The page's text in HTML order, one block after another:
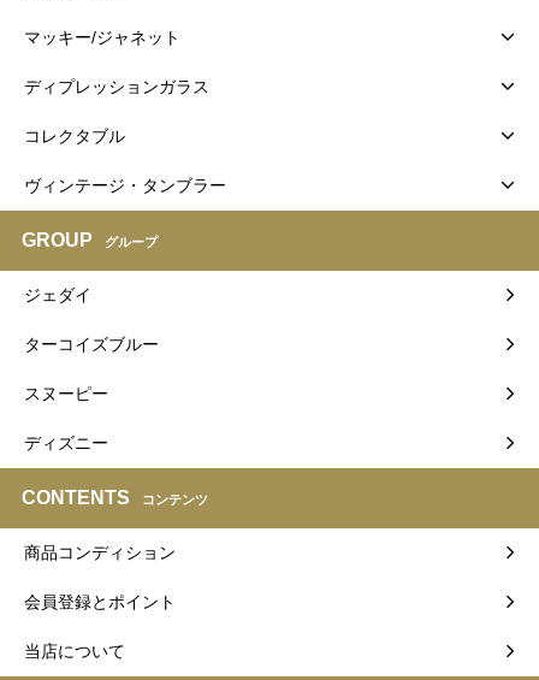
マッキー/ジャネット
ディプレッションガラス
コレクタブル
ヴィンテージ・タンブラー
GROUP グループ
ジェダイ
ターコイズブルー
スヌーピー
ディズニー
CONTENTS コンテンツ
商品コンディション
会員登録とポイント
当店について